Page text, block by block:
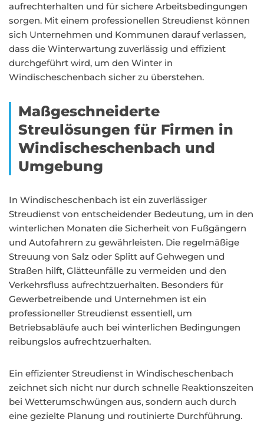
aufrechterhalten und für sichere Arbeitsbedingungen
sorgen. Mit einem professionellen Streudienst können
sich Unternehmen und Kommunen darauf verlassen,
dass die Winterwartung zuverlässig und effizient
durchgeführt wird, um den Winter in
Windischeschenbach sicher zu überstehen.
Maßgeschneiderte
Streulösungen für Firmen in
Windischeschenbach und
Umgebung
In Windischeschenbach ist ein zuverlässiger
Streudienst von entscheidender Bedeutung, um in den
winterlichen Monaten die Sicherheit von Fußgängern
und Autofahrern zu gewährleisten. Die regelmäßige
Streuung von Salz oder Splitt auf Gehwegen und
Straßen hilft, Glätteunfälle zu vermeiden und den
Verkehrsfluss aufrechtzuerhalten. Besonders für
Gewerbetreibende und Unternehmen ist ein
professioneller Streudienst essentiell, um
Betriebsabläufe auch bei winterlichen Bedingungen
reibungslos aufrechtzuerhalten.
Ein effizienter Streudienst in Windischeschenbach
zeichnet sich nicht nur durch schnelle Reaktionszeiten
bei Wetterumschwüngen aus, sondern auch durch
eine gezielte Planung und routinierte Durchführung.